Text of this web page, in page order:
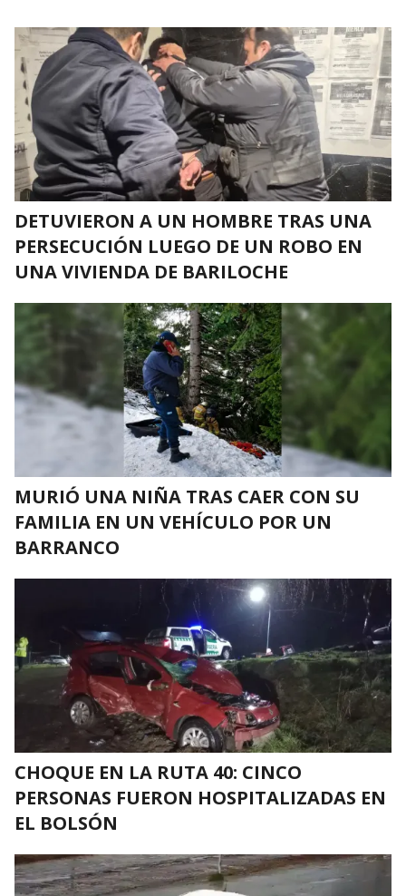
DETUVIERON A UN HOMBRE TRAS UNA
PERSECUCIÓN LUEGO DE UN ROBO EN
UNA VIVIENDA DE BARILOCHE
MURIÓ UNA NIÑA TRAS CAER CON SU
FAMILIA EN UN VEHÍCULO POR UN
BARRANCO
CHOQUE EN LA RUTA 40: CINCO
PERSONAS FUERON HOSPITALIZADAS EN
EL BOLSÓN